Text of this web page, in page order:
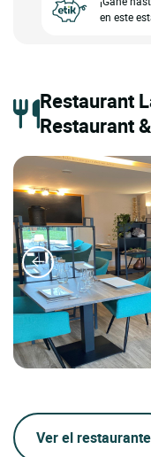
en este
Restaurant
Restaurant
Ver el restaurante